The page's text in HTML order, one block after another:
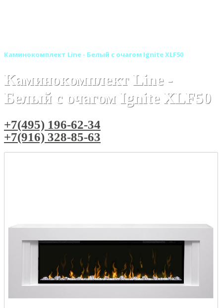
Каминокомплект Line - Белый с очагом Ignite XLF50
Каминокомплект Line -
Белый с очагом Ignite XLF50
+7(495) 196-62-34
+7(916) 328-85-63